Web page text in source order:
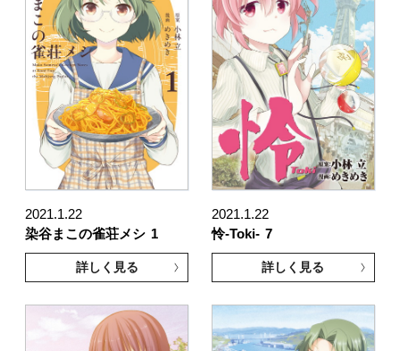
2021.1.22
染谷まこの雀荘メシ 1
詳しく見る
2021.1.22
怜-Toki- 7
詳しく見る